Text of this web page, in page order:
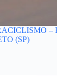
–
(SP)